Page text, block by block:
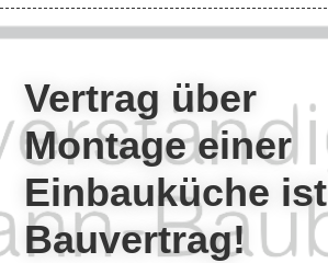
Vertrag über
Montage einer
Einbauküche ist
Bauvertrag!